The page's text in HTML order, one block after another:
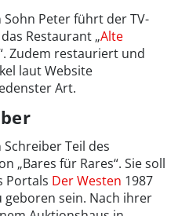
Peter führt der TV-
Restaurant „Alte
Zudem restauriert und
laut Website
Art.
Teil des
„Bares für Rares“. Sie soll
Portals Der Westen 1987
geboren sein. Nach ihrer